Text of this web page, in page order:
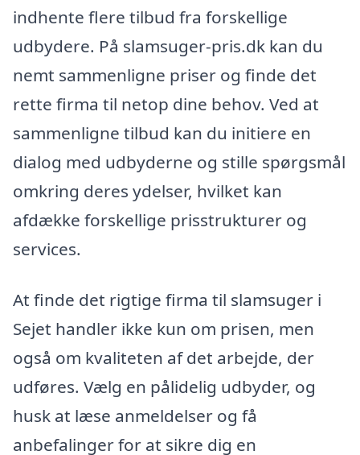
indhente flere tilbud fra forskellige
udbydere. På slamsuger-pris.dk kan du
nemt sammenligne priser og finde det
rette firma til netop dine behov. Ved at
sammenligne tilbud kan du initiere en
dialog med udbyderne og stille spørgsmål
omkring deres ydelser, hvilket kan
afdække forskellige prisstrukturer og
services.
At finde det rigtige firma til slamsuger i
Sejet handler ikke kun om prisen, men
også om kvaliteten af det arbejde, der
udføres. Vælg en pålidelig udbyder, og
husk at læse anmeldelser og få
anbefalinger for at sikre dig en